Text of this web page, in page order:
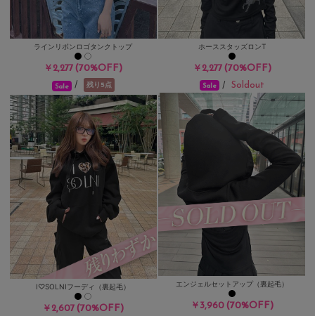
ラインリボンロゴタンクトップ
￥2,277(70%OFF)
ホーススタッズロンT
￥2,277(70%OFF)
Sale / 残り5点
I♡SOLNIフーディ（裏起毛）
￥2,607(70%OFF)
Sale / Soldout
エンジェルセットアップ（裏起毛）
￥3,960(70%OFF)